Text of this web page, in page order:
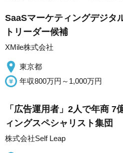
SaaSマーケティングデジタ
トリーダー候補
XMile株式会社
東京都
年収800万円～1,000万円
「広告運用者」2人で年商 7
ィングスペシャリスト集団
株式会社Self Leap